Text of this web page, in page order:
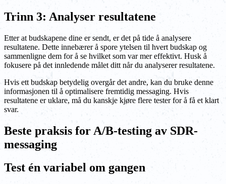
Trinn 3: Analyser resultatene
Etter at budskapene dine er sendt, er det på tide å analysere
resultatene. Dette innebærer å spore ytelsen til hvert budskap og
sammenligne dem for å se hvilket som var mer effektivt. Husk å
fokusere på det innledende målet ditt når du analyserer resultatene.
Hvis ett budskap betydelig overgår det andre, kan du bruke denne
informasjonen til å optimalisere fremtidig messaging. Hvis
resultatene er uklare, må du kanskje kjøre flere tester for å få et klart
svar.
Beste praksis for A/B-testing av SDR-
messaging
Test én variabel om gangen